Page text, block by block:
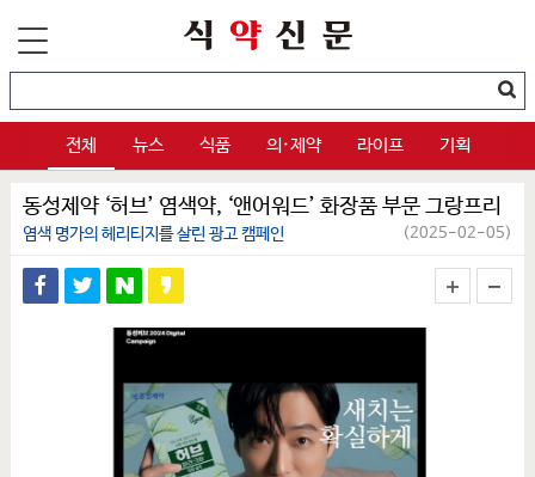
전체 뉴스 식품 의·제약 라이프 기획
동성제약 ‘허브’ 염색약, ‘앤어워드’ 화장품 부문 그랑프리
염색 명가의 헤리티지를 살린 광고 캠페인 (2025-02-05)